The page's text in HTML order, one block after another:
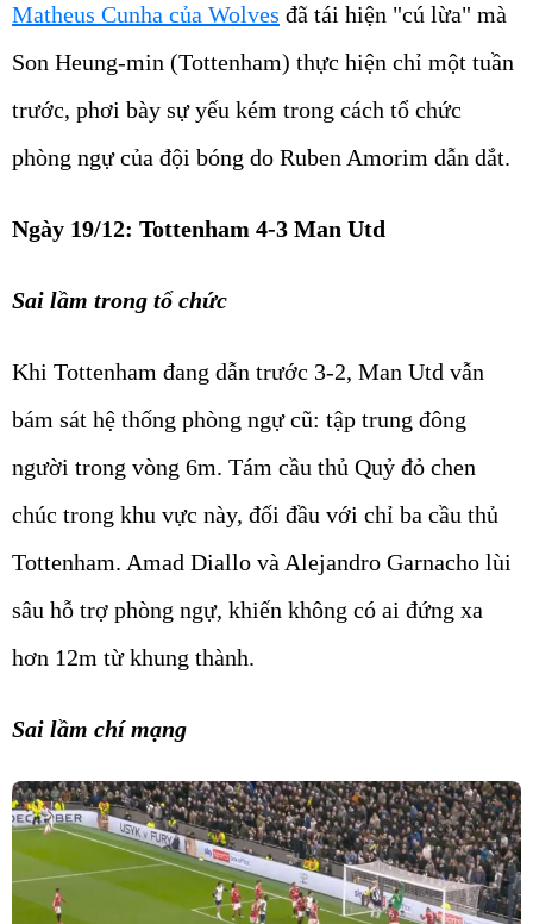
Matheus Cunha của Wolves đã tái hiện "cú lừa" mà
Son Heung-min (Tottenham) thực hiện chỉ một tuần
trước, phơi bày sự yếu kém trong cách tổ chức
phòng ngự của đội bóng do Ruben Amorim dẫn dắt.
Ngày 19/12: Tottenham 4-3 Man Utd
Sai lầm trong tổ chức
Khi Tottenham đang dẫn trước 3-2, Man Utd vẫn
bám sát hệ thống phòng ngự cũ: tập trung đông
người trong vòng 6m. Tám cầu thủ Quỷ đỏ chen
chúc trong khu vực này, đối đầu với chỉ ba cầu thủ
Tottenham. Amad Diallo và Alejandro Garnacho lùi
sâu hỗ trợ phòng ngự, khiến không có ai đứng xa
hơn 12m từ khung thành.
Sai lầm chí mạng